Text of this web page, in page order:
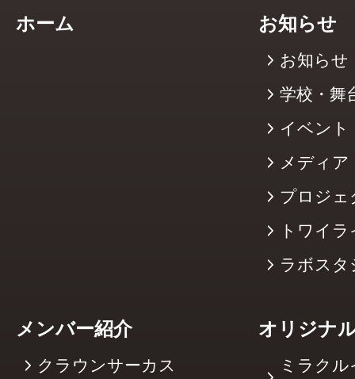
ホーム お知らせ
お知らせ
学校・舞
イベント
メディア
プロジェ
トワイ
ラボスタ
メンバー紹介
クラウンサーカス
オリジナ
ミラク